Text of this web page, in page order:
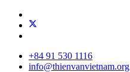
+84 91 530 1116
info@thienvanvietnam.org